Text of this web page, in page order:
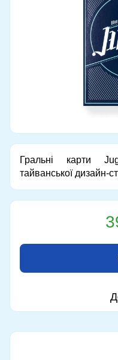
Гральні карти
тайванської дизайн-